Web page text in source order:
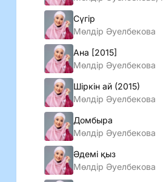
Сүгір
Мөлдір Әуелбекова
Ана [2015]
Мөлдiр Әуелбекова
Шiркiн ай (2015)
Мөлдiр Әуелбекова
Домбыра
Мөлдір Әуелбекова
Әдемі қыз
Мөлдір Әуелбекова